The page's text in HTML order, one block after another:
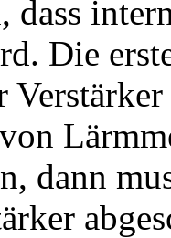
dass
Die
dann